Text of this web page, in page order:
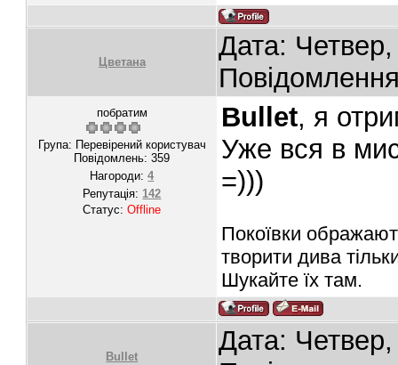
Цветана
Дата:
побратим
Група: Перевірений користувач
Повідомлень:359
Нагороди:4
Репутація: 142
Статус:Offline
Bullet, я
Уже вся в
=)))
Покоївки
творити дива
Шукайте їх там.
Bullet
Дата: